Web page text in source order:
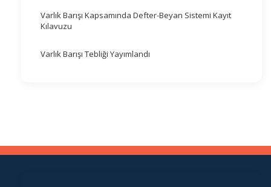
Varlık Barışı Kapsamında Defter-Beyan Sistemi Kayıt
Kılavuzu
Varlık Barışı Tebliği Yayımlandı